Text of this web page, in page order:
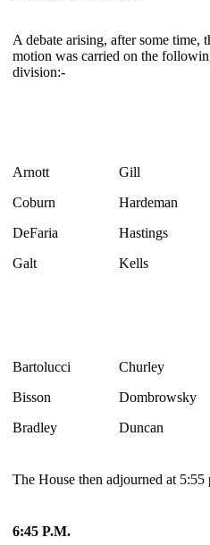
A debate arising, after some time,
motion was carried on the
division:-
Arnott
Coburn
DeFaria
Galt
Gill
Hardeman
Hastings
Kells
Bartolucci
Bisson
Bradley
Churley
Dombrowsky
Duncan
The House then adjourned at 5:55
6:45 P.M.